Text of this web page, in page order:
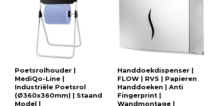
Poetsrolhouder |
MediQo-Line |
Industriële Poetsrol
(Ø360x360mm) | Staand
Model |
Handdoekdispenser |
FLOW | RVS | Papieren
Handdoeken | Anti
Fingerprint |
Wandmontage |